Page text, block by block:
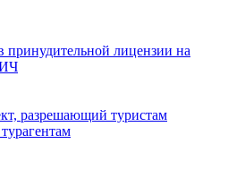
принудительной лицензии на
разрешающий туристам